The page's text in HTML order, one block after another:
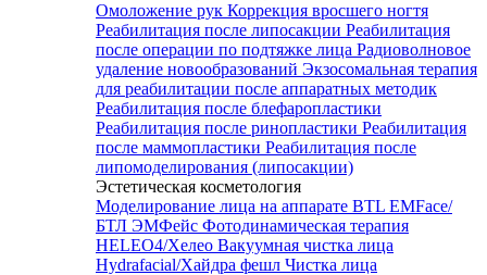
Омоложение рук Коррекция вросшего ногтя
Реабилитация после липосакции Реабилитация
после операции по подтяжке лица Радиоволновое
удаление новообразований Экзосомальная терапия
для реабилитации после аппаратных методик
Реабилитация после блефаропластики
Реабилитация после ринопластики Реабилитация
после маммопластики Реабилитация после
липомоделирования (липосакции)
Эстетическая косметология
Моделирование лица на аппарате BTL EMFace/
БТЛ ЭМФейс Фотодинамическая терапия
HELEO4/Хелео Вакуумная чистка лица
Hydrafacial/Хайдра фешл Чистка лица